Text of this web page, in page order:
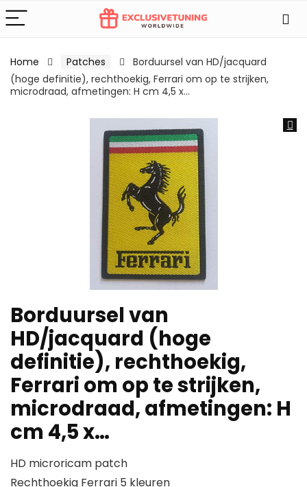
Home Patches
Borduursel van HD/jacquard
(hoge definitie), rechthoekig, Ferrari om op te strijken,
microdraad, afmetingen: H cm 4,5 x…
Borduursel van
HD/jacquard (hoge
definitie), rechthoekig,
Ferrari om op te strijken,
microdraad, afmetingen: H
cm 4,5 x…
HD microricam patch
Rechthoekig Ferrari 5 kleuren